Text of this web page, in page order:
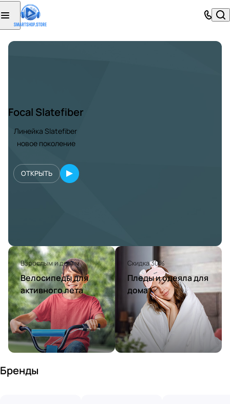
Focal Slatefiber
Линейка Slatefiber
новое поколение
ОТКРЫТЬ
Взрослым и детям
Велосипеды для
активного лета
Скидка 30%
Пледы и одеяла для
дома
Бренды